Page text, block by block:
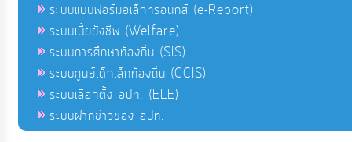
ระบบแบบฟอร์มอิเล็กทรอนิกส์ (e-Report)
ระบบเบี้ยยังชีพ (Welfare)
ระบบการศึกษาท้องถิ่น (SIS)
ระบบศูนย์เด็กเล็กท้องถิ่น (CCIS)
ระบบเลือกตั้ง อปท. (ELE)
ระบบฝากข่าวของ อปท.